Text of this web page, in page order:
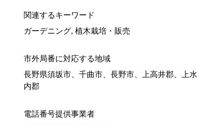
関連するキーワード
ガーデニング, 植木栽培・販売
市外局番に対応する地域
長野県須坂市、千曲市、長野市、上高井郡、上水
内郡
電話番号提供事業者